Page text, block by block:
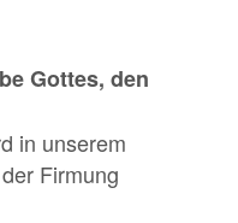
Gottes, den
in unserem
Firmung